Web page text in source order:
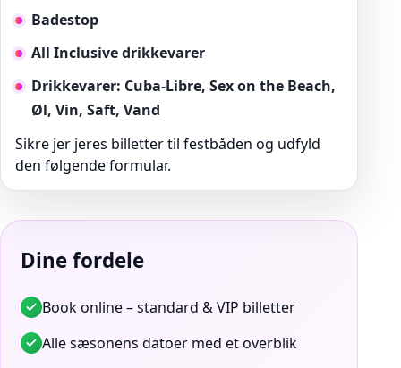
Badestop
All Inclusive drikkevarer
Drikkevarer: Cuba-Libre, Sex on the Beach,
Øl, Vin, Saft, Vand
Sikre jer jeres billetter til festbåden og udfyld
den følgende formular.
Dine fordele
Book online – standard & VIP billetter
Alle sæsonens datoer med et overblik